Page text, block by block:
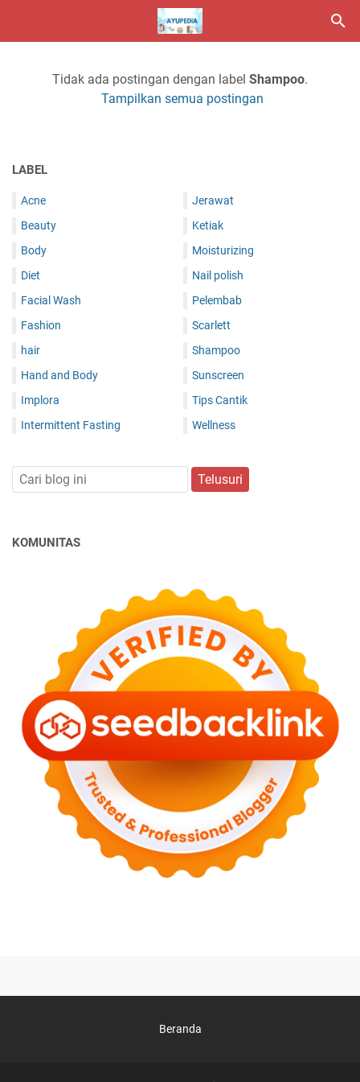
Tidak ada postingan dengan label Shampoo.
Tampilkan semua postingan
LABEL
Acne
Beauty
Body
Diet
Facial Wash
Fashion
hair
Hand and Body
Implora
Intermittent Fasting
Jerawat
Ketiak
Moisturizing
Nail polish
Pelembab
Scarlett
Shampoo
Sunscreen
Tips Cantik
Wellness
KOMUNITAS
Beranda